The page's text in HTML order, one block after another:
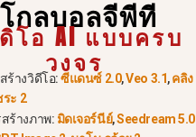
โกลบอลจีพีที
โอ AI แบบครบ
วงจร
สร้างวิดีโอ:ซีแดนซ์ 2.0,Veo 3.1,คลิง
ะ 2
สร้างภาพ: มิดเจอร์นีย์,Seedream 5.0